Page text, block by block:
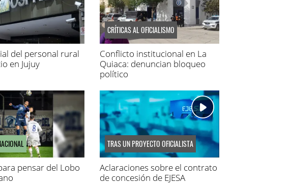
del personal rural
en Jujuy
CRÍTICAS AL OFICIALISMO
Conflicto institucional en La
Quiaca: denuncian bloqueo
político
pensar del Lobo
TRAS UN PROYECTO OFICIALISTA
Aclaraciones sobre el contrato
de concesión de EJESA